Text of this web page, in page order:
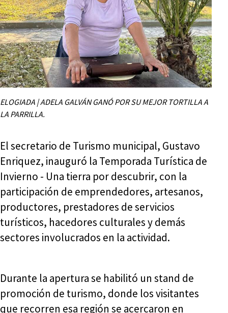
ELOGIADA | ADELA GALVÁN GANÓ POR SU MEJOR TORTILLA A
LA PARRILLA.
El secretario de Turismo municipal, Gustavo
Enriquez, inauguró la Temporada Turística de
Invierno - Una tierra por descubrir, con la
participación de emprendedores, artesanos,
productores, prestadores de servicios
turísticos, hacedores culturales y demás
sectores involucrados en la actividad.
Durante la apertura se habilitó un stand de
promoción de turismo, donde los visitantes
que recorren esa región se acercaron en